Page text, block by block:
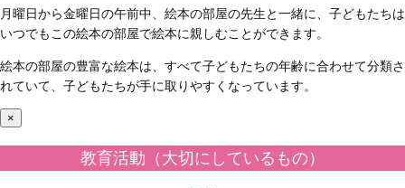
月曜日から金曜日の午前中、絵本の部屋の先生と一緒に、子どもたちは
いつでもこの絵本の部屋で絵本に親しむことができます。
絵本の部屋の豊富な絵本は、すべて子どもたちの年齢に合わせて分類さ
れていて、子どもたちが手に取りやすくなっています。
×
教育活動（大切にしているもの）